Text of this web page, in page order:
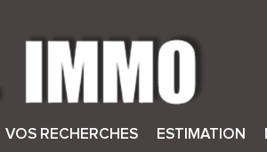
VOS RECHERCHES ESTIMATION